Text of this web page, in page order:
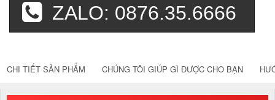
ZALO: 0876.35.6666
CHI TIẾT SẢN PHẨM CHÚNG TÔI GIÚP GÌ ĐƯỢC CHO BẠN